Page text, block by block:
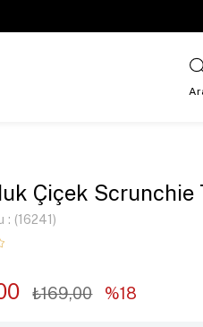
Çiçek Scrunchie
(16241)
₺169,00 18